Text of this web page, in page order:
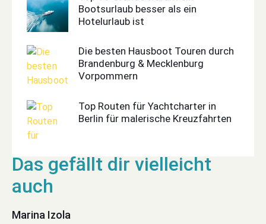
Bootsurlaub besser als ein
Hotelurlaub ist
Die besten Hausboot Touren durch
Brandenburg & Mecklenburg
Vorpommern
Top Routen für Yachtcharter in
Berlin für malerische Kreuzfahrten
Marina Izola